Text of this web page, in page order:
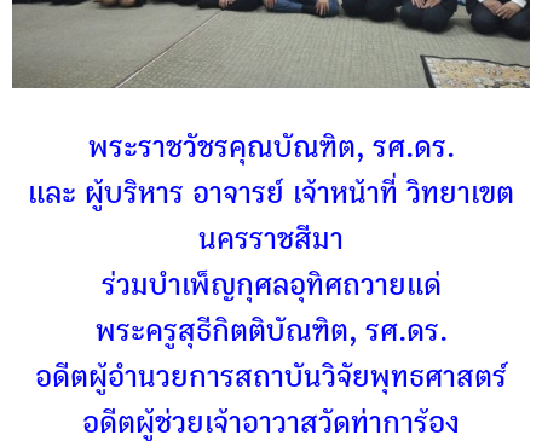
พระราชวัชรคุณบัณฑิต, รศ.ดร.
และ ผู้บริหาร อาจารย์ เจ้าหน้าที่ วิทยาเขต
นครราชสีมา
ร่วมบำเพ็ญกุศลอุทิศถวายแด่
พระครูสุธีกิตติบัณฑิต, รศ.ดร.
อดีตผู้อำนวยการสถาบันวิจัยพุทธศาสตร์
อดีตผู้ช่วยเจ้าอาวาสวัดท่าการ้อง